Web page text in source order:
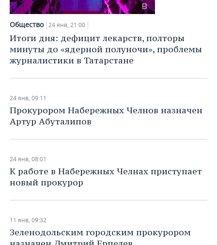
Общество 24 янв, 21:00
Итоги дня: дефицит лекарств, полторы
минуты до «ядерной полуночи», проблемы
журналистики в Татарстане
24 янв, 09:11
Прокурором Набережных Челнов назначен
Артур Абуталипов
24 янв, 08:01
К работе в Набережных Челнах приступает
новый прокурор
11 янв, 09:32
Зеленодольским городским прокурором